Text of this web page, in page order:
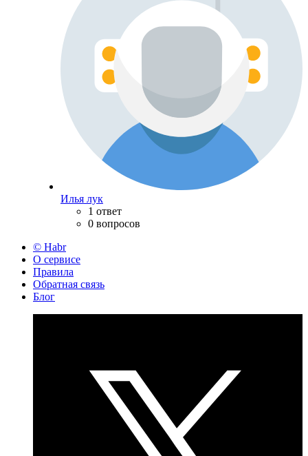
Илья лук
1 ответ
0 вопросов
© Habr
О сервисе
Правила
Обратная связь
Блог